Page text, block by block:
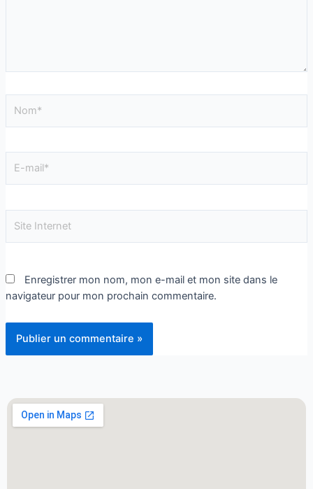
Enregistrer mon nom, mon e-mail et mon site dans le
navigateur pour mon prochain commentaire.